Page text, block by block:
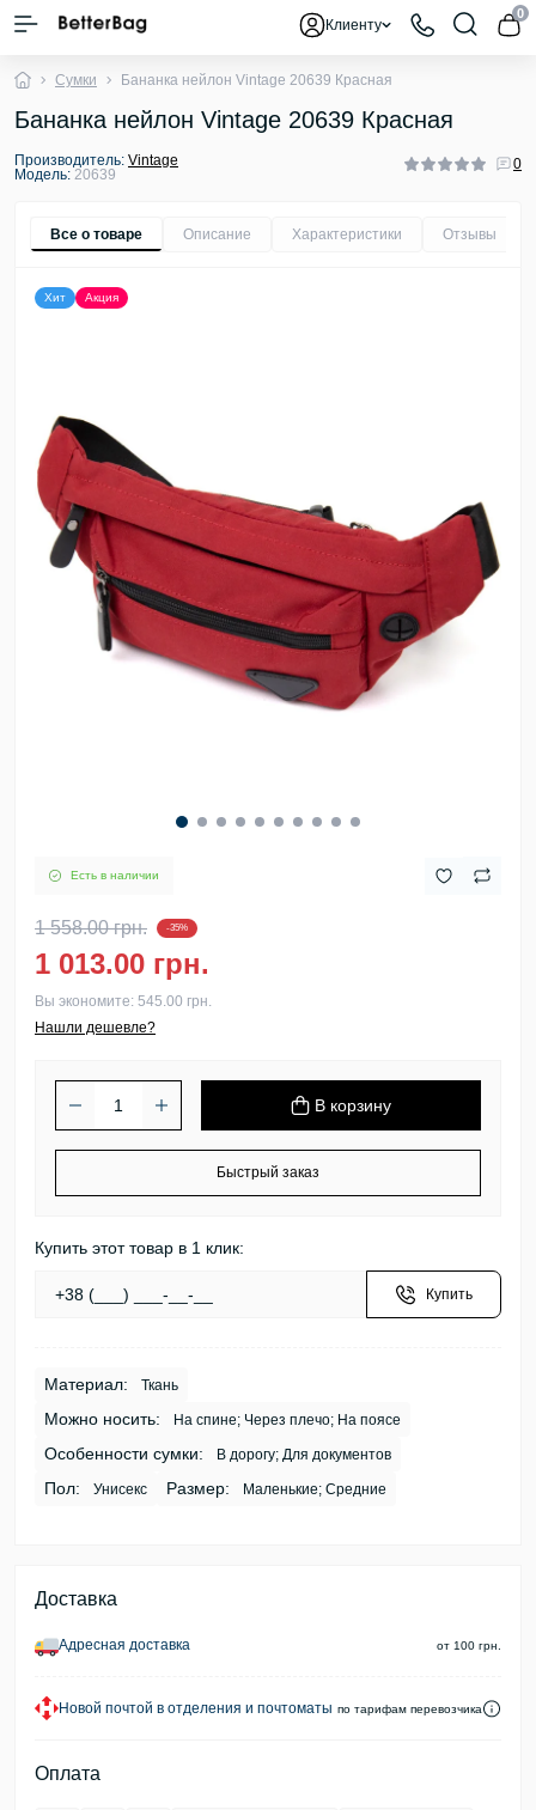
Клиенту
0
Сумки Бананка нейлон Vintage 20639 Красная
Бананка нейлон Vintage 20639 Красная
Производитель: Vintage
Модель: 20639
0
Все о товаре Описание Характеристики Отзывы
Хит Акция
Есть в наличии
1 558.00 грн. -35%
1 013.00 грн.
Вы экономите: 545.00 грн.
Нашли дешевле?
В корзину
Быстрый заказ
Купить этот товар в 1 клик:
Купить
Материал: Ткань
Можно носить: На спине; Через плечо; На поясе
Особенности сумки: В дорогу; Для документов
Пол: Унисекс Размер: Маленькие; Средние
Доставка
Адресная доставка от 100 грн.
Новой почтой в отделения и почтоматы по тарифам перевозчика
Оплата